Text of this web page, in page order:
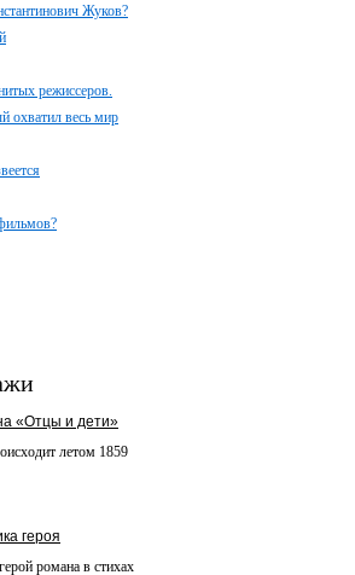
Жуков?
режиссеров.
охватил весь мир
«Отцы и дети»
летом 1859
героя
романа в стихах